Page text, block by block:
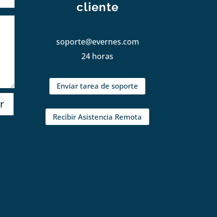
cliente
soporte@evernes.com
24 horas
Envíar tarea de soporte
Recibir Asistencia Remota